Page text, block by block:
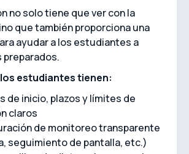
no solo tiene que ver con la
que también proporciona una
ayudar a los estudiantes a
preparados.
estudiantes tienen:
de inicio, plazos y límites de
claros
de monitoreo transparente
seguimiento de pantalla, etc.)